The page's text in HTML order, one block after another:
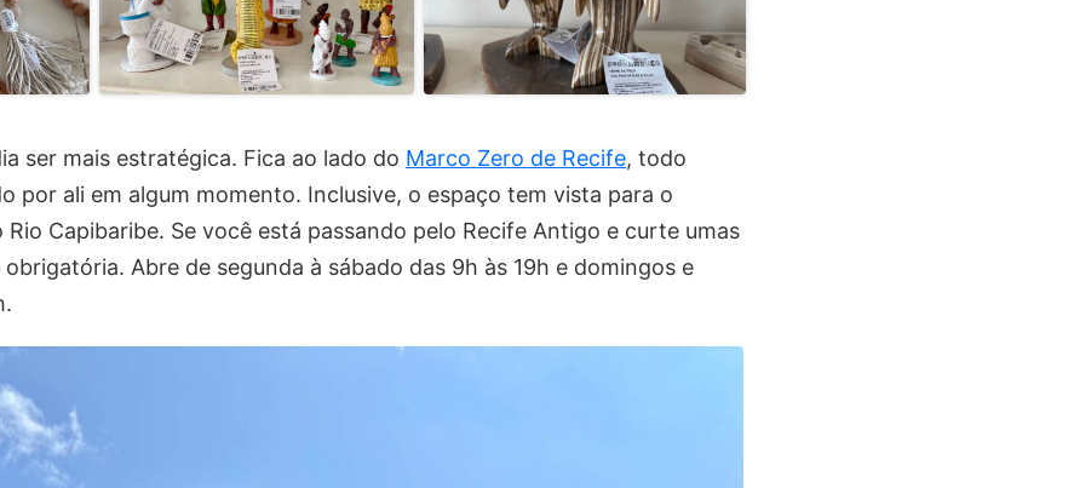
ser mais estratégica. Fica ao lado do Marco Zero de Recife, todo
por ali em algum momento. Inclusive, o espaço tem vista para o
Capibaribe. Se você está passando pelo Recife Antigo e curte umas
Abre de segunda à sábado das 9h às 19h e domingos e